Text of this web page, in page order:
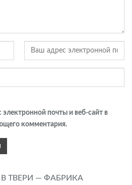
почты и веб-сайт в
комментария.
ТВЕРИ — ФАБРИКА